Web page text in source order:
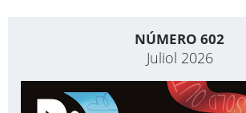
NÚMERO 602
Juliol 2026